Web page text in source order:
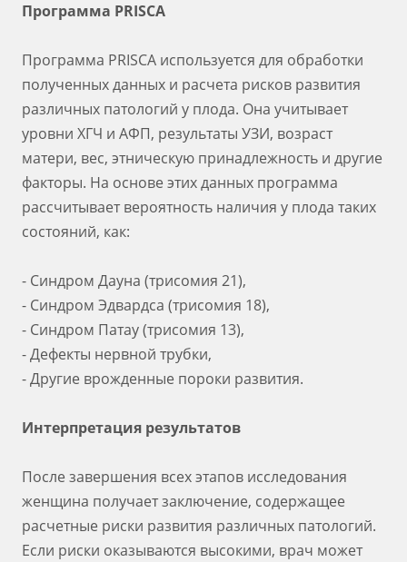
Программа PRISCA
Программа PRISCA используется для обработки
полученных данных и расчета рисков развития
различных патологий у плода. Она учитывает
уровни ХГЧ и АФП, результаты УЗИ, возраст
матери, вес, этническую принадлежность и другие
факторы. На основе этих данных программа
рассчитывает вероятность наличия у плода таких
состояний, как:
- Синдром Дауна (трисомия 21),
- Синдром Эдвардса (трисомия 18),
- Синдром Патау (трисомия 13),
- Дефекты нервной трубки,
- Другие врожденные пороки развития.
Интерпретация результатов
После завершения всех этапов исследования
женщина получает заключение, содержащее
расчетные риски развития различных патологий.
Если риски оказываются высокими, врач может